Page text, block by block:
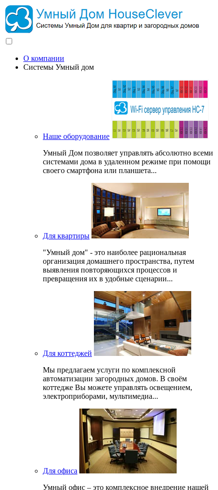
О компании
Системы Умный дом
Наше оборудование
Умный Дом позволяет управлять абсолютно всеми
системами дома в удаленном режиме при помощи
своего смартфона или планшета...
Для квартиры
"Умный дом" - это наиболее рациональная
организация домашнего пространства, путем
выявления повторяющихся процессов и
превращения их в удобные сценарии...
Для коттеджей
Мы предлагаем услуги по комплексной
автоматизации загородных домов. В своём
коттедже Вы можете управлять освещением,
электроприборами, мультимедиа...
Для офиса
Умный офис – это комплексное внедрение нашей